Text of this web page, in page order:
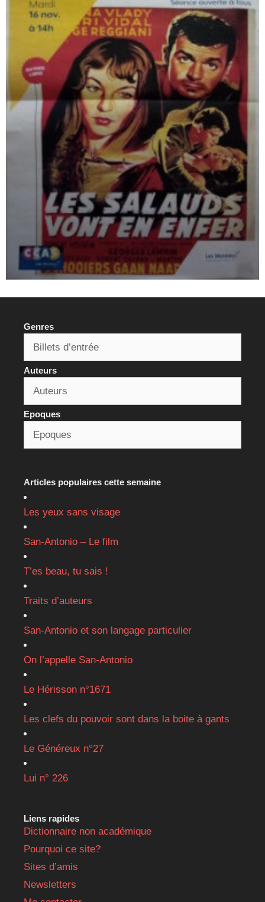
Genres
Auteurs
Epoques
Articles populaires cette semaine
Les yeux sans visage
San-Antonio – Le film
T’es beau, tu sais !
Traits d’auteurs
San-Antonio et son langage particulier
On l’appelle San-Antonio
Le Hérisson n°1671
Les clefs du pouvoir sont dans la boite à gants
Le Généreux n°27
Lui n° 226
Liens rapides
Dictionnaire non académique
Pourquoi ce site?
Sites d’amis
Newsletters